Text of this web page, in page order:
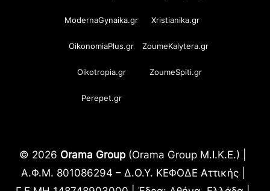
ModernaGynaika.gr Xristianika.gr
OikonomiaPlus.gr ZoumeKalytera.gr
Oikotropia.gr ZoumeSpiti.gr
Perepet.gr
© 2026 Orama Group(Orama Group Μ.Ι.Κ.Ε.) |
Α.Φ.Μ. 801086294 – Δ.Ο.Υ. ΚΕΦΟΔΕ Αττικής |